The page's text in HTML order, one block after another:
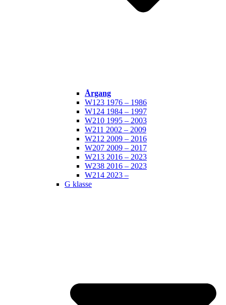
Årgang
W123 1976 – 1986
W124 1984 – 1997
W210 1995 – 2003
W211 2002 – 2009
W212 2009 – 2016
W207 2009 – 2017
W213 2016 – 2023
W238 2016 – 2023
W214 2023 –
G klasse